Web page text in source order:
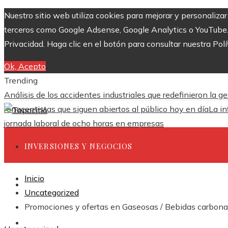
Nuestro sitio web utiliza cookies para mejorar y
terceros como Google Adsense, Google Analytics o
Privacidad. Haga clic en el botón para consultar nuestra
Ok, Acepto
Trending
Análisis de los accidentes industriales que redefinieron la
renacentistas que siguen abiertos al público hoy en díaLa
jornada laboral de ocho horas en empresas
INVERSIONES Y NEGOCIOS
CIENCIA Y TECNOLOGÍA
Inicio
Uncategorized
Promociones y ofertas en Gaseosas / Bebidas